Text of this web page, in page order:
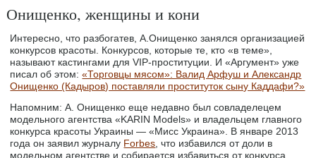
Онищенко, женщины и кони
Интересно, что разбогатев, А.Онищенко занялся организацией
конкурсов красоты. Конкурсов, которые те, кто «в теме»,
называют кастингами для VIP-проституции. И «Аргумент» уже
писал об этом:«Торговцы мясом»: Валид Арфуш и Александр
Онищенко (Кадыров) поставляли проституток сыну Каддафи?»
Напомним: А. Онищенко еще недавно был совладелецем
модельного агентства «KARIN Models» и владельцем главного
конкурса красоты Украины — «Мисс Украина». В январе 2013
года он заявил журналу Forbes , что избавился от доли в
модельном агентстве и собирается избавиться от конкурса